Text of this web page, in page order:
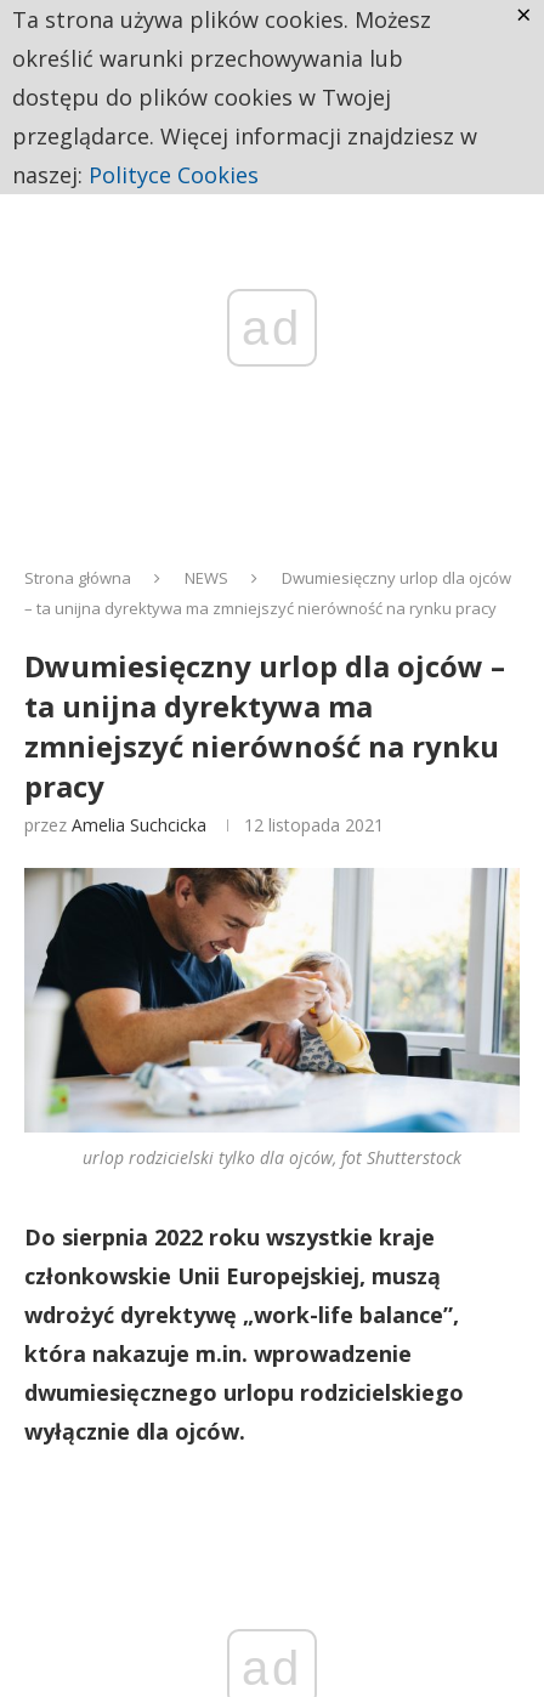
ad
Strona główna NEWS
Dwumiesięczny urlop dla ojców
– ta unijna dyrektywa ma zmniejszyć nierówność na rynku pracy
Dwumiesięczny urlop dla ojców –
ta unijna dyrektywa ma
zmniejszyć nierówność na rynku
pracy
przez Amelia Suchcicka 12 listopada 2021
urlop rodzicielski tylko dla ojców, fot Shutterstock
Do sierpnia 2022 roku wszystkie kraje
członkowskie Unii Europejskiej, muszą
wdrożyć dyrektywę „work-life balance”,
która nakazuje m.in. wprowadzenie
dwumiesięcznego urlopu rodzicielskiego
wyłącznie dla ojców.
ad
Ta strona używa plików cookies. Możesz
określić warunki przechowywania lub
dostępu do plików cookies w Twojej
przeglądarce. Więcej informacji znajdziesz w
naszej: Polityce Cookies
×